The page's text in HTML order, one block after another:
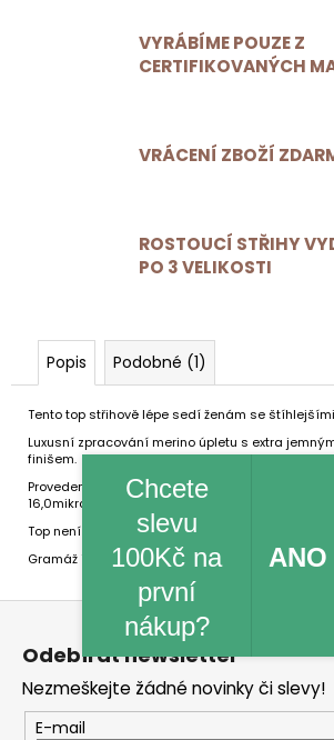
VYRÁBÍME POUZE Z
CERTIFIKOVANÝCH
VRÁCENÍ ZBOŽÍ
ROSTOUCÍ STŘIHY
PO 3 VELIKOSTI
Popis Podobné (1)
Tento top střihově lépe sedí ženám se
Luxusní zpracování merino úpletu s extra
finišem.
Provedení 75 % Merino vlna extrafine, 25%
16,0mikronů.
Top není z lícu opatřen žádnou brandovou
Gramáž 160 g/m2.
Z
Odebírat newsletter
Nezmeškejte žádné novinky či slevy!
E-mail
Chcete
slevu
100Kč na
první
nákup?
ANO